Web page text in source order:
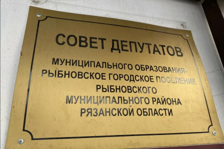
Перейти к основному содержанию